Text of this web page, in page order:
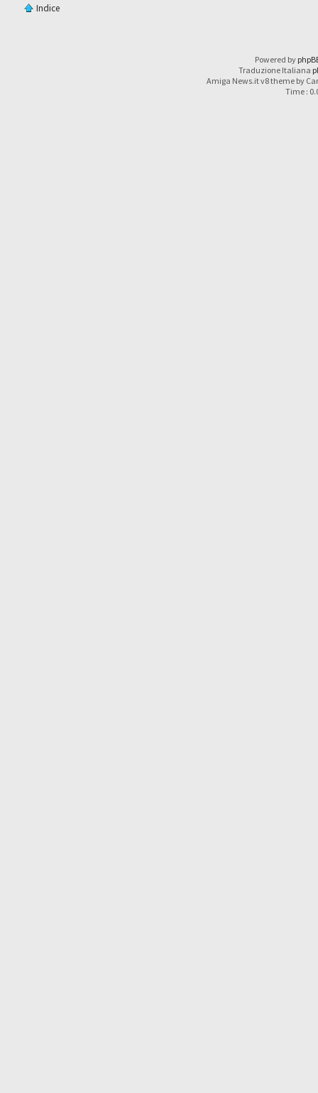
Indice
Powered by
Traduzione Italiana
Amiga News.it v8 theme by
Time :